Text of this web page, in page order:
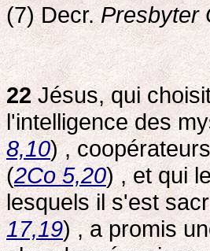
(7) Decr.Presbyter
22Jésus, qui
l'intelligence des
8,10) ,
(2Co 5,20) , et qui
lesquels il s'est
17,19) , a promis